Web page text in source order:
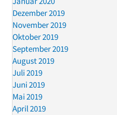
Dezember 2019
November 2019
Oktober 2019
September 2019
August 2019
Juli 2019
Juni 2019
Mai 2019
April 2019